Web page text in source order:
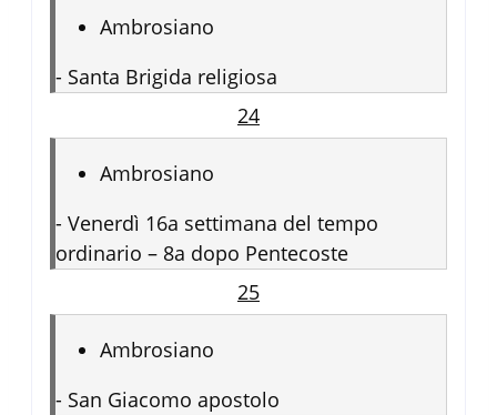
Ambrosiano
- Santa Brigida religiosa
24
Ambrosiano
- Venerdì 16a settimana del tempo
ordinario – 8a dopo Pentecoste
25
Ambrosiano
- San Giacomo apostolo